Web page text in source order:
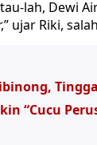
lah, Dewi
ujar Riki,
“Cucu